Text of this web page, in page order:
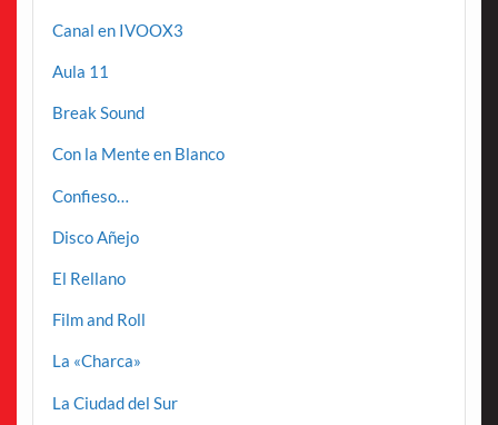
Canal en IVOOX3
Aula 11
Break Sound
Con la Mente en Blanco
Confieso…
Disco Añejo
El Rellano
Film and Roll
La «Charca»
La Ciudad del Sur